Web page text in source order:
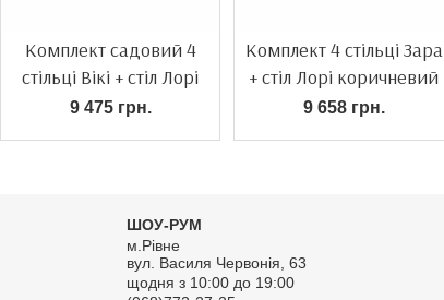
Комплект садовий 4
стільці Вікі + стіл Лорі
9 475 грн.
Комплект 4 стільці Зара
+ стіл Лорі коричневий
9 658 грн.
ШОУ-РУМ
м.Рівне
вул. Василя Червонія, 63
щодня з 10:00 до 19:00